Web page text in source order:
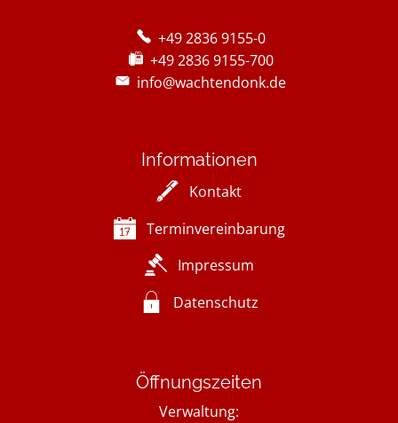
+49 2836 9155-0
+49 2836 9155-700
info@wachtendonk.de
Informationen
Kontakt
Terminvereinbarung
Impressum
Datenschutz
Öffnungszeiten
Verwaltung: